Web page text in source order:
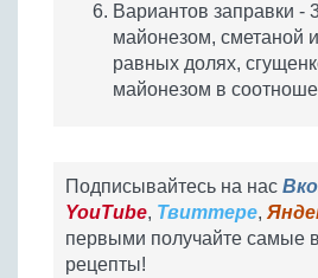
Вариантов заправки -
майонезом, сметаной
равных долях,
майонезом в
Подписывайтесь на нас
YouTube, Твиттере,
первыми получайте самые
рецепты!